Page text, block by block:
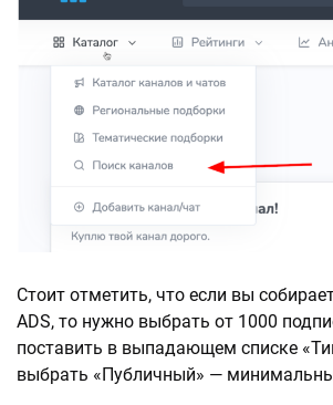
Стоит отметить, что если вы
ADS, то нужно выбрать от 1000
поставить в выпадающем списке
выбрать «Публичный» —